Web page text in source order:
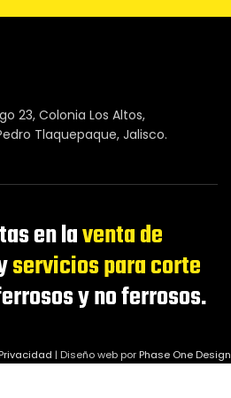
23, Colonia Los Altos,
Tlaquepaque, Jalisco.
en laventa de
servicios para corte
y no ferrosos.
| Diseño web porPhase One Design